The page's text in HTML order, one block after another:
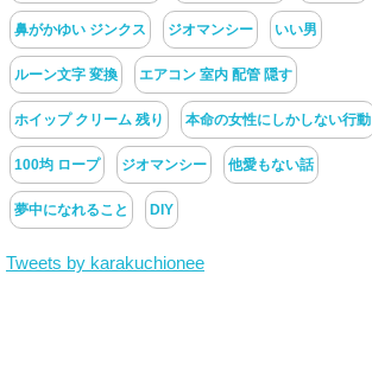
鼻がかゆい ジンクス ジオマンシー いい男
ルーン文字 変換 エアコン 室内 配管 隠す
ホイップ クリーム 残り 本命の女性にしかしない行動
100均 ロープ ジオマンシー 他愛もない話
夢中になれること DIY
Tweets by karakuchionee